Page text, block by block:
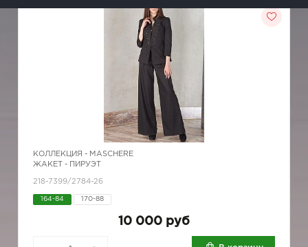
КОЛЛЕКЦИЯ - MASCHERE
ЖАКЕТ - ПИРУЭТ
218-7399/2784-26
164-84 170-88
10 000 руб